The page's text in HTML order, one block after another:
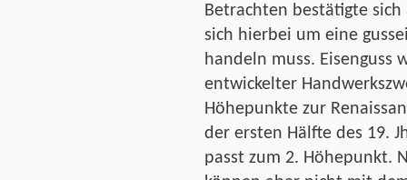
Betrachten bestätigte
sich hierbei um eine
handeln muss.
entwickelter
Höhepunkte zur
der ersten Hälfte des 19.
passt zum 2. Höhepunkt.